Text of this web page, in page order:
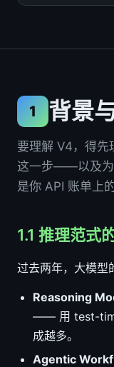
1 背景
要理解 V4，得先
这一步——以及为
是你 API 账单上
1.1 推理范式
过去两年，大模型
Reasoning
—— 用 test-
成越多。
Agentic